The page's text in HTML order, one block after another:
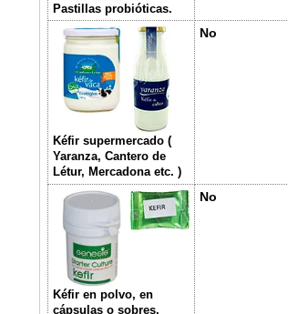
Pastillas probióticas.
Kéfir supermercado (
Yaranza, Cantero de
Létur, Mercadona etc. )
No
Kéfir en polvo, en
cápsulas o sobres.
No